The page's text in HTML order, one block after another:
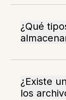
¿Qué
¿Existe
los